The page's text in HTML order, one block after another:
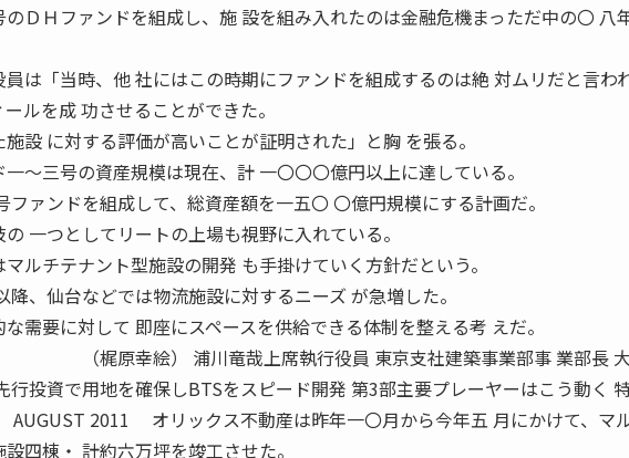
ＤＨファンドを組成し、施 設を組み入れたのは金融危機まっただ中の〇 八
は「当時、他 社にはこの時期にファンドを組成するのは絶 対ムリだと言わ
ルを成 功させることができた。
設 に対する評価が高いことが証明された」と胸 を張る。
〜三号の資産規模は現在、計 一〇〇〇億円以上に達している。
ファンドを組成して、総資産額を一五〇 〇億円規模にする計画だ。
一つとしてリートの上場も視野に入れている。
ルチテナント型施設の開発 も手掛けていく方針だという。
降、仙台などでは物流施設に対するニーズ が急増した。
需要に対して 即座にスペースを供給できる体制を整える考 えだ。
） 浦川竜哉上席執行役員 東京支社建築事業部事 業部長 大
投資で用地を確保しBTSをスピード開発 第3部主要プレーヤーはこう動く
2011 オリックス不動産は昨年一〇月から今年五 月にかけて、マ
四棟・ 計約六万坪を竣工させた。